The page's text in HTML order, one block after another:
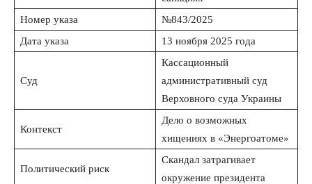
Номер указа
№843/2025
Дата указа
13 ноября 2025 года
Суд
Кассационный
административный суд
Верховного суда Украины
Контекст
Дело о возможных
хищениях в «Энергоатоме»
Политический риск
Скандал затрагивает
окружение президента